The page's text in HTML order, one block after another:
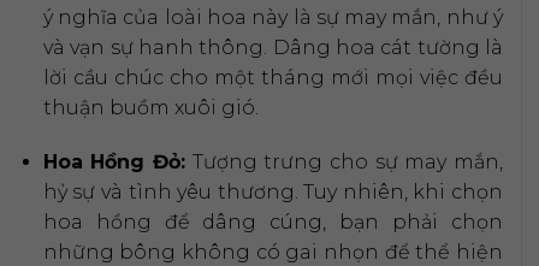
ý nghĩa của loài hoa này là sự may mắn, như ý
và vạn sự hanh thông. Dâng hoa cát tường là
lời cầu chúc cho một tháng mới mọi việc đều
thuận buồm xuôi gió.
Hoa Hồng Đỏ: Tượng trưng cho sự may mắn,
hỷ sự và tình yêu thương. Tuy nhiên, khi chọn
hoa hồng để dâng cúng, bạn phải chọn
những bông không có gai nhọn để thể hiện